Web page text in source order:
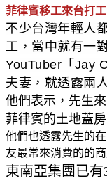
菲律賓移工來台打
不少台灣年輕人
工，當中就有一
YouTuber「Jay
夫妻，就透露兩
他們表示，先生
菲律賓的土地蓋
他們也透露先生的
友最常來消費的的
東南亞集團已